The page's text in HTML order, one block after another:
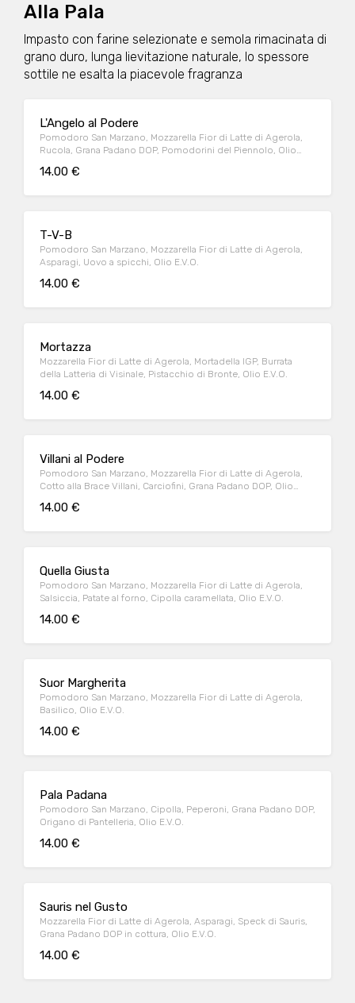
Alla Pala
Impasto con farine selezionate e semola rimacinata di
grano duro, lunga lievitazione naturale, lo spessore
sottile ne esalta la piacevole fragranza
L'Angelo al Podere
Pomodoro San Marzano, Mozzarella Fior di Latte di Agerola,
Rucola, Grana Padano DOP, Pomodorini del Piennolo, Olio
14.00 €
T-V-B
Pomodoro San Marzano, Mozzarella Fior di Latte di Agerola,
Asparagi, Uovo a spicchi, Olio E.V.O.
14.00 €
Mortazza
Mozzarella Fior di Latte di Agerola, Mortadella IGP, Burrata
della Latteria di Visinale, Pistacchio di Bronte, Olio E.V.O.
14.00 €
Villani al Podere
Pomodoro San Marzano, Mozzarella Fior di Latte di Agerola,
Cotto alla Brace Villani, Carciofini, Grana Padano DOP, Olio
14.00 €
Quella Giusta
Pomodoro San Marzano, Mozzarella Fior di Latte di Agerola,
Salsiccia, Patate al forno, Cipolla caramellata, Olio E.V.O.
14.00 €
Suor Margherita
Pomodoro San Marzano, Mozzarella Fior di Latte di Agerola,
Basilico, Olio E.V.O.
14.00 €
Pala Padana
Pomodoro San Marzano, Cipolla, Peperoni, Grana Padano DOP,
Origano di Pantelleria, Olio E.V.O.
14.00 €
Sauris nel Gusto
Mozzarella Fior di Latte di Agerola, Asparagi, Speck di Sauris,
Grana Padano DOP in cottura, Olio E.V.O.
14.00 €